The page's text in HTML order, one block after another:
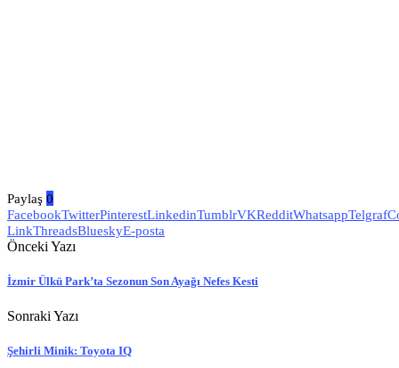
Paylaş 0
FacebookTwitterPinterestLinkedinTumblrVKRedditWhatsappTelgraf
LinkThreadsBlueskyE-posta
Önceki Yazı
İzmir Ülkü Park’ta Sezonun Son Ayağı Nefes Kesti
Sonraki Yazı
Şehirli Minik: Toyota IQ